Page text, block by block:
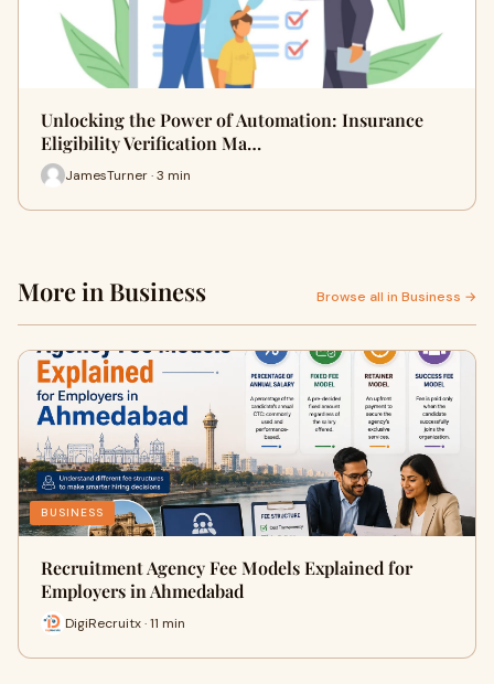
Unlocking the Power of Automation: Insurance
Eligibility Verification Ma…
JamesTurner · 3 min
More in Business Browse all in Business →
BUSINESS
Recruitment Agency Fee Models Explained for
Employers in Ahmedabad
DigiRecruitx · 11 min